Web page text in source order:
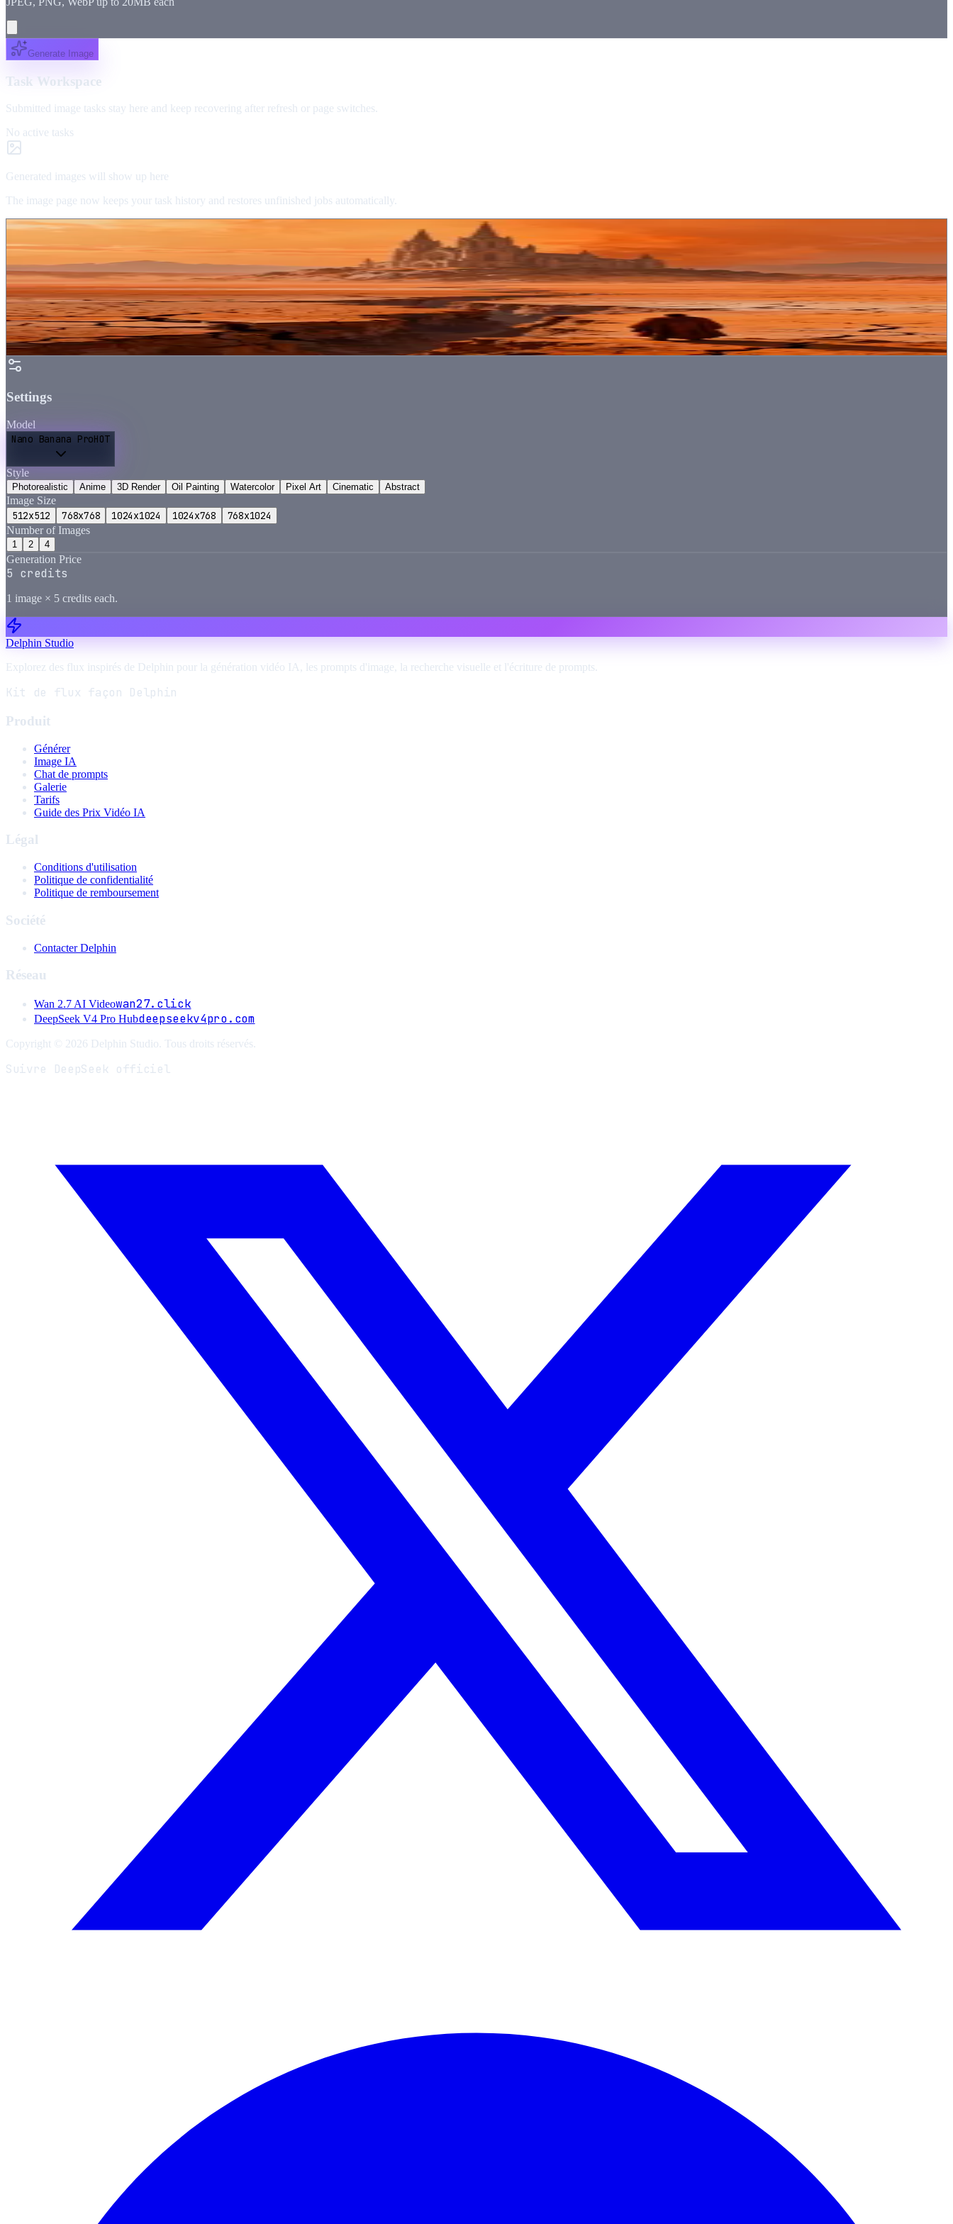
Generate Image
Task Workspace
Submitted image tasks stay here and keep recovering after refresh or page switches.
No active tasks
Generated images will show up here
The image page now keeps your task history and restores unfinished jobs automatically.
Settings
Model
Nano Banana ProHOT
Style
Photorealistic Anime 3D Render Oil Painting Watercolor Pixel Art Cinematic Abstract
Image Size
512x512 768x768 1024x1024 1024x768 768x1024
Number of Images
1 2 4
Generation Price
5 credits
1 image × 5 credits each.
Delphin Studio
Explorez des flux inspirés de Delphin pour la génération vidéo IA, les prompts d'image, la recherche visuelle et l'écriture de prompts.
Kit de flux façon Delphin
Produit
Générer
Image IA
Chat de prompts
Galerie
Tarifs
Guide des Prix Vidéo IA
Légal
Conditions d'utilisation
Politique de confidentialité
Politique de remboursement
Société
Contacter Delphin
Réseau
Wan 2.7 AI Videowan27.click
DeepSeek V4 Pro Hubdeepseekv4pro.com
Copyright © 2026 Delphin Studio. Tous droits réservés.
Suivre DeepSeek officiel